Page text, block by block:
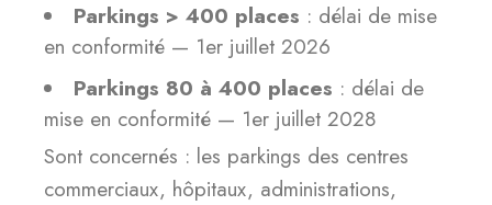
Parkings > 400 places : délai de mise
en conformité — 1er juillet 2026
Parkings 80 à 400 places : délai de
mise en conformité — 1er juillet 2028
Sont concernés : les parkings des centres
commerciaux, hôpitaux, administrations,